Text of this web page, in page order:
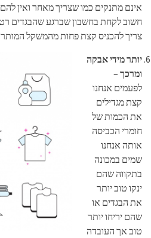
אינם מתנקים כמו שצריך מאחר ואין להם
חשוב לקחת בחשבון שברגע שהבגדים
צריך להכניס קצת פחות מהמשקל המותר
יותר מידי אבקה
ומרכך –
לפעמים אנחנו
קצת מגדילים
את הכמות של
חומרי הכביסה
אותה אנחנו
שמים במכונה
בתקווה שהם
ינקו טוב יותר
את הבגדים או
שהם יריחו יותר
טוב אך העובדה